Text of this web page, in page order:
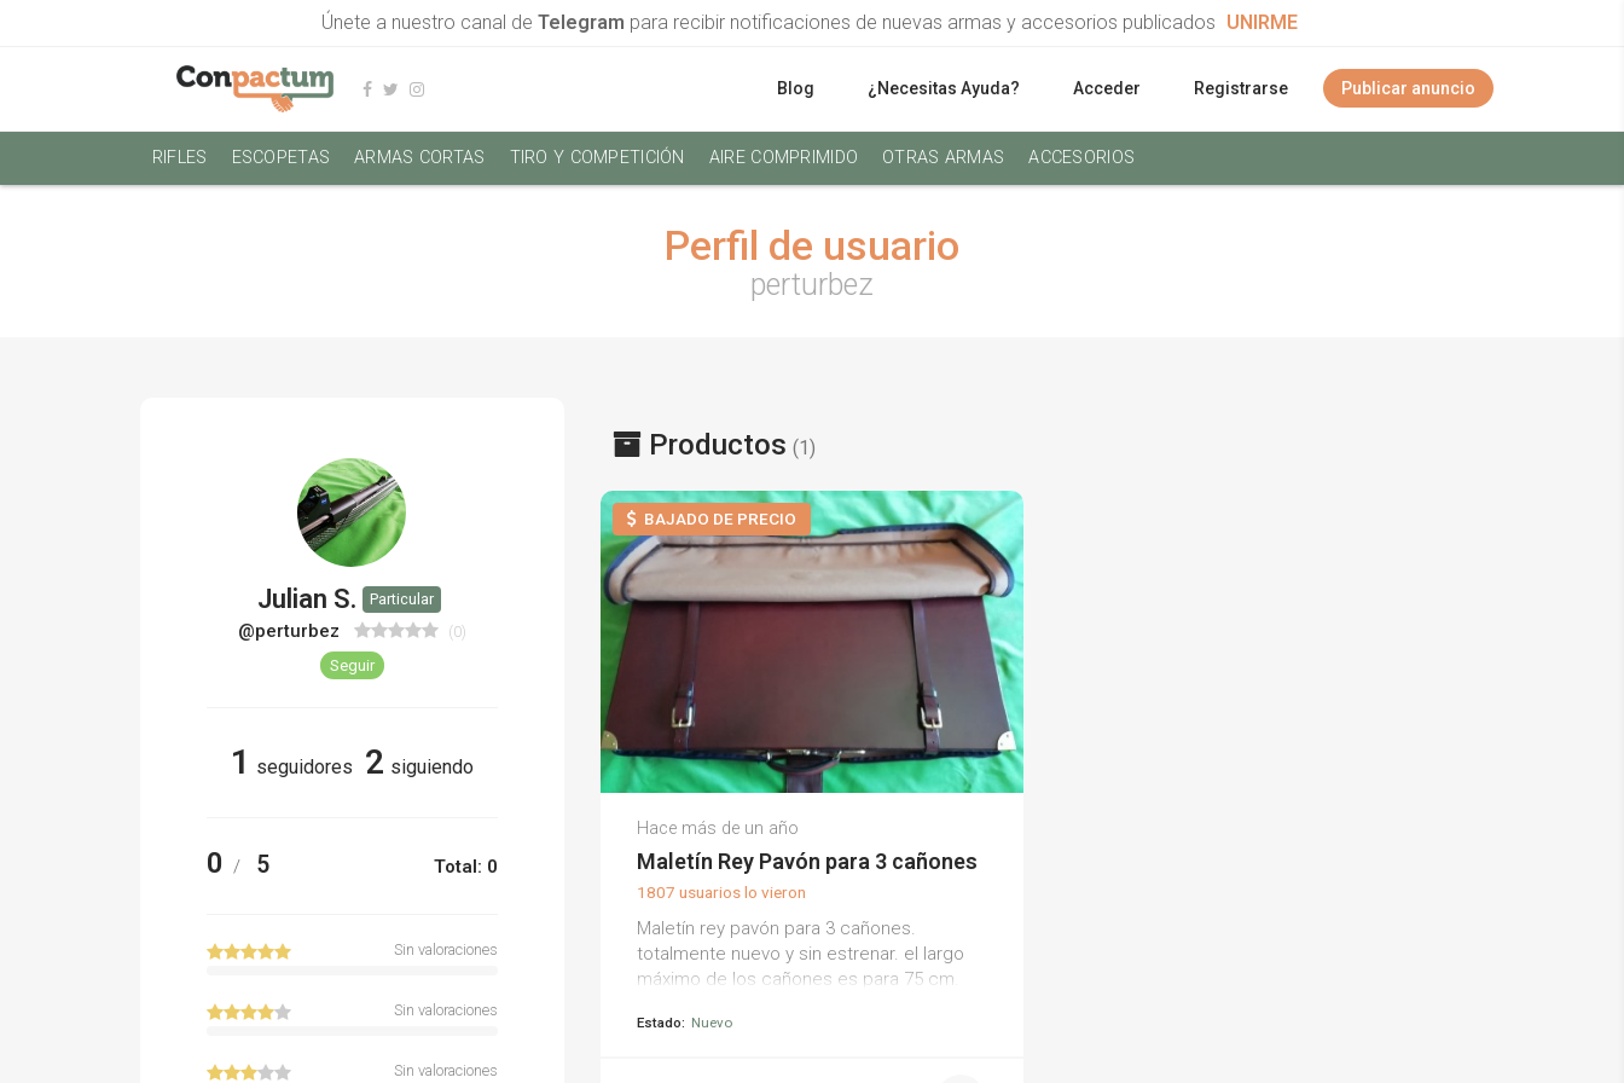
Únete a nuestro canal de Telegram para recibir notificaciones de nuevas armas y accesorios publicados UNIRME
Blog ¿Necesitas Ayuda? Acceder Registrarse Publicar anuncio
RIFLES ESCOPETAS ARMAS CORTAS TIRO Y COMPETICIÓN AIRE COMPRIMIDO OTRAS ARMAS ACCESORIOS
Perfil de usuario
perturbez
Julian S. Particular
@perturbez (0)
Seguir
1 seguidores 2 siguiendo
0 / 5 Total: 0
Sin valoraciones
Sin valoraciones
Sin valoraciones
Productos (1)
BAJADO DE PRECIO
Hace más de un año
Maletín Rey Pavón para 3 cañones
1807 usuarios lo vieron
Maletín rey pavón para 3 cañones.
totalmente nuevo y sin estrenar. el largo
máximo de los cañones es para 75 cm.
Estado: Nuevo